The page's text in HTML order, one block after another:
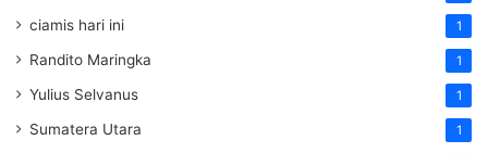
ciamis hari ini 1
Randito Maringka 1
Yulius Selvanus 1
Sumatera Utara 1